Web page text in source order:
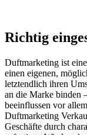
Richtig
Duftmarketing ist
einen eigenen,
letztendlich ihren
an die Marke binden
beeinflussen vor
Duftmarketing
Geschäfte durch